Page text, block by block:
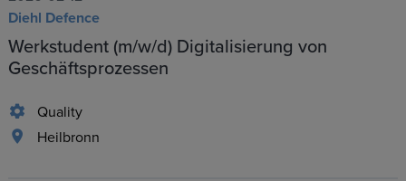
Diehl Defence
Werkstudent (m/w/d) Digitalisierung von
Geschäftsprozessen
Quality
Heilbronn